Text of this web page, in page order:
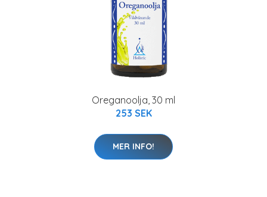
Oreganoolja, 30 ml
253 SEK
MER INFO!